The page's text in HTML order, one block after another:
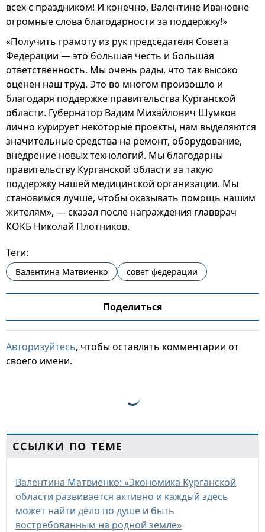
всех с праздником! И конечно, Валентине Ивановне
огромные слова благодарности за поддержку!»
«Получить грамоту из рук председателя Совета
Федерации — это большая честь и большая
ответственность. Мы очень рады, что так высоко
оценен наш труд. Это во многом произошло и
благодаря поддержке правительства Курганской
области. Губернатор Вадим Михайлович Шумков
лично курирует некоторые проекты, нам выделяются
значительные средства на ремонт, оборудование,
внедрение новых технологий. Мы благодарны
правительству Курганской области за такую
поддержку нашей медицинской организации. Мы
становимся лучше, чтобы оказывать помощь нашим
жителям», — сказал после награждения главврач
КОКБ Николай Плотников.
Теги:
Валентина Матвиенко совет федерации
Поделиться
Авторизуйтесь, чтобы оставлять комментарии от
своего имени.
ССЫЛКИ ПО ТЕМЕ
Валентина Матвиенко: «Экономика Курганской
области развивается активно и каждый здесь
может найти дело по душе и быть
востребованным на родной земле»